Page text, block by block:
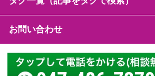
お問い合わせ